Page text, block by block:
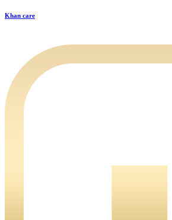
Khan care